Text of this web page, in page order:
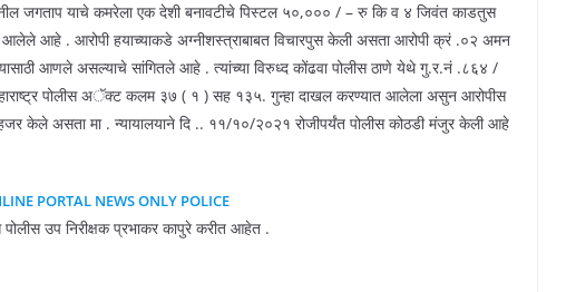
जगताप याचे कमरेला एक देशी बनावटीचे पिस्टल ५०,००० / – रु कि व ४ जिवंत काडतुस
आहे . आरोपी हयाच्याकडे अग्नीशस्त्राबाबत विचारपुस केली असता आरोपी क्रं .०२ अमन
आणले असल्याचे सांगितले आहे . त्यांच्या विरुध्द कोंढवा पोलीस ठाणे येथे गु.र.नं .८६४ /
पोलीस अॅक्ट कलम ३७ ( १ ) सह १३५. गुन्हा दाखल करण्यात आलेला असुन आरोपीस
केले असता मा . न्यायालयाने दि .. ११/१०/२०२१ रोजीपर्यंत पोलीस कोठडी मंजुर केली आहे
PORTAL NEWS ONLY POLICE
पोलीस उप निरीक्षक प्रभाकर कापुरे करीत आहेत .